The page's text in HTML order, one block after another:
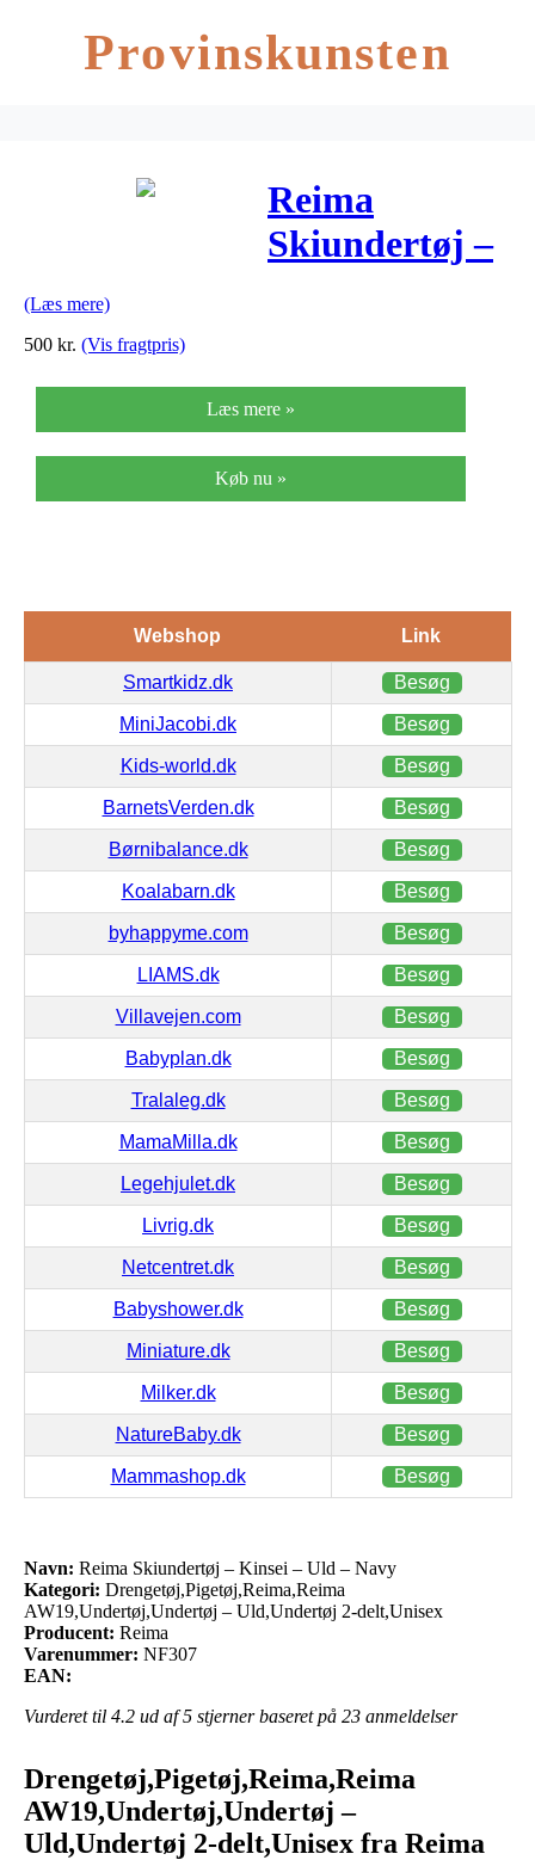
Provinskunsten
Reima
Skiundertøj –
(Læs mere)
500 kr. (Vis fragtpris)
Læs mere »
Køb nu »
Webshop Link
Smartkidz.dk Besøg
MiniJacobi.dk Besøg
Kids-world.dk Besøg
BarnetsVerden.dk Besøg
Børnibalance.dk Besøg
Koalabarn.dk Besøg
byhappyme.com Besøg
LIAMS.dk Besøg
Villavejen.com Besøg
Babyplan.dk Besøg
Tralaleg.dk Besøg
MamaMilla.dk Besøg
Legehjulet.dk Besøg
Livrig.dk Besøg
Netcentret.dk Besøg
Babyshower.dk Besøg
Miniature.dk Besøg
Milker.dk Besøg
NatureBaby.dk Besøg
Mammashop.dk Besøg
Navn: Reima Skiundertøj – Kinsei – Uld – Navy
Kategori: Drengetøj,Pigetøj,Reima,Reima
AW19,Undertøj,Undertøj – Uld,Undertøj 2-delt,Unisex
Producent: Reima
Varenummer: NF307
EAN:
Vurderet til 4.2 ud af 5 stjerner baseret på 23 anmeldelser
Drengetøj,Pigetøj,Reima,Reima
AW19,Undertøj,Undertøj –
Uld,Undertøj 2-delt,Unisex fra Reima